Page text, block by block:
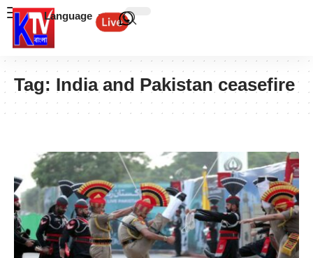
Language
Tag: India and Pakistan ceasefire